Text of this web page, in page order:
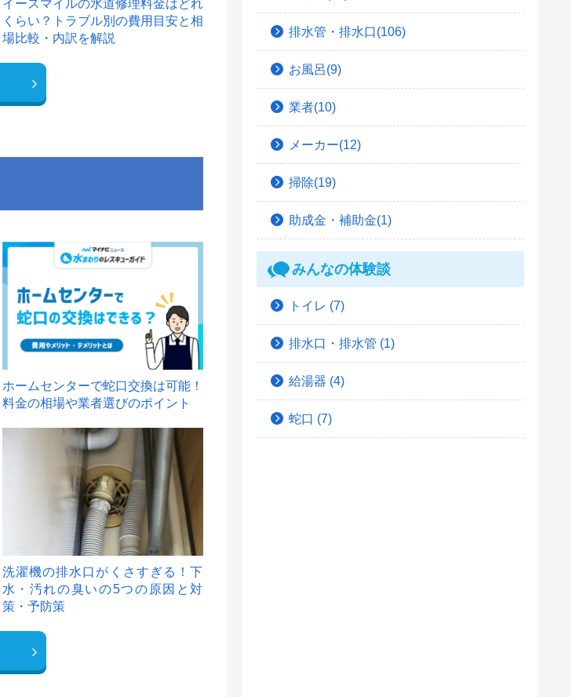
イースマイルの水道修理料金はどれ
くらい？トラブル別の費用目安と相
場比較・内訳を解説
ホームセンターで蛇口交換は可能！
料金の相場や業者選びのポイント
洗濯機の排水口がくさすぎる！下
水・汚れの臭いの5つの原因と対
策・予防策
排水管・排水口(106)
お風呂(9)
業者(10)
メーカー(12)
掃除(19)
助成金・補助金(1)
みんなの体験談
トイレ (7)
排水口・排水管 (1)
給湯器 (4)
蛇口 (7)